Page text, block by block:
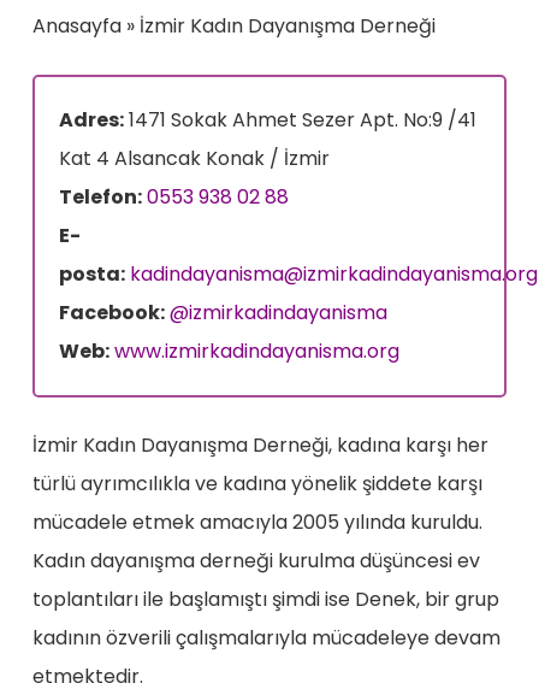
Anasayfa» İzmir Kadın Dayanışma Derneği
Adres:1471 Sokak Ahmet Sezer Apt. No:9 /41
Kat 4 Alsancak Konak / İzmir
Telefon:0553 938 02 88
E-
posta: kadindayanisma@izmirkadindayanisma.org
Facebook:@izmirkadindayanisma
Web:www.izmirkadindayanisma.org
İzmir Kadın Dayanışma Derneği, kadına karşı her
türlü ayrımcılıkla ve kadına yönelik şiddete karşı
mücadele etmek amacıyla 2005 yılında kuruldu.
Kadın dayanışma derneği kurulma düşüncesi ev
toplantıları ile başlamıştı şimdi ise Denek, bir grup
kadının özverili çalışmalarıyla mücadeleye devam
etmektedir.